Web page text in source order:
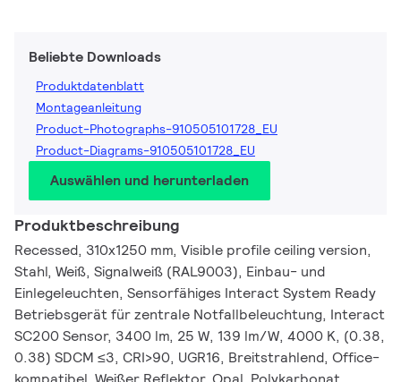
Beliebte Downloads
Produktdatenblatt
Montageanleitung
Product-Photographs-910505101728_EU
Product-Diagrams-910505101728_EU
Auswählen und herunterladen
Produktbeschreibung
Recessed, 310x1250 mm, Visible profile ceiling version,
Stahl, Weiß, Signalweiß (RAL9003), Einbau- und
Einlegeleuchten, Sensorfähiges Interact System Ready
Betriebsgerät für zentrale Notfallbeleuchtung, Interact
SC200 Sensor, 3400 lm, 25 W, 139 lm/W, 4000 K, (0.38,
0.38) SDCM ≤3, CRI>90, UGR16, Breitstrahlend, Office-